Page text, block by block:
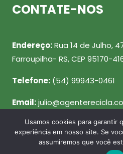
CONTATE-NOS
Endereço:Rua 14 de Julho,
Farroupilha- RS, CEP 95170-
Telefone: (54) 99943-0461
Email:
REDES SOCIAIS
Usamos cookies para garantir
experiência em nosso site. Se
assumiremos que você